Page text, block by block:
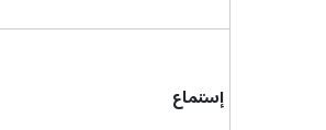
إستماع